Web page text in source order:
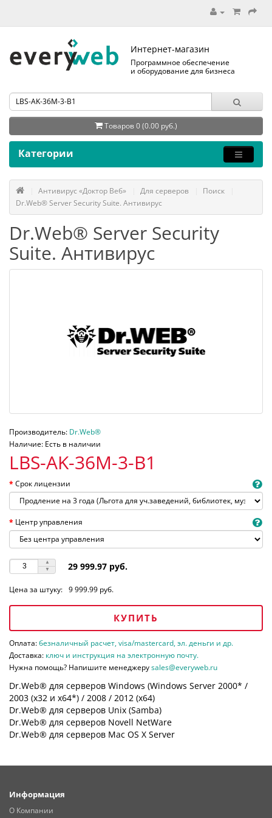
Интернет-магазин
Программное обеспечение
и оборудование для бизнеса
Товаров 0 (0.00 руб.)
Категории
Антивирус «Доктор Веб» Для серверов
Поиск
Dr.Web® Server Security Suite. Антивирус
Dr.Web® Server Security
Suite. Антивирус
Производитель: Dr.Web®
Наличие: Есть в наличии
LBS-AK-36M-3-B1
Срок лицензии
Центр управления
29 999.97 руб.
Цена за штуку: 9 999.99 руб.
КУПИТЬ
Оплата:безналичный расчет, visa/mastercard, эл. деньги и др.
Доставка: ключ и инструкция на электронную почту.
Нужна помощь? Напишите менеджеруsales@everyweb.ru
Dr.Web® для серверов Windows (Windows Server 2000* /
2003 (х32 и х64*) / 2008 / 2012 (х64)
Dr.Web® для серверов Unix (Samba)
Dr.Web® для серверов Novell NetWare
Dr.Web® для серверов Mac OS X Server
Информация
О Компании